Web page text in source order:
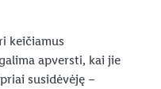
keičiamus
apversti, kai jie
susidėvėję –